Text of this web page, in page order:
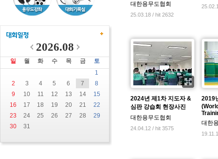
2026.08
일 월 화 수 목 금
토
1
2
3 4 5 6 7
8
9
10 11 12 13 14
15
16
17 18 19 20 21
22
23
24 25 26 27 28
29
30
31
대한용무도협회
25.03.18 / hit 2632
2024년 제1차 지도자 &
심판 강습회 현장사진
대한용무도협회
24.04.12 / hit 3575
2019
대한